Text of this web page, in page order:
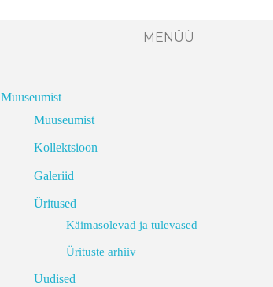
MENÜÜ
Muuseumist
Muuseumist
Kollektsioon
Galeriid
Üritused
Käimasolevad ja tulevased
Ürituste arhiiv
Uudised